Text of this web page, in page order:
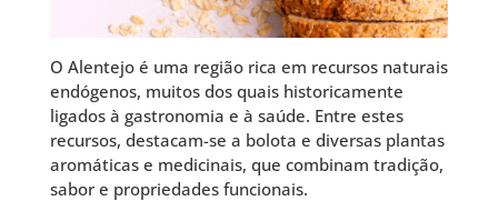
O Alentejo é uma região rica em recursos naturais
endógenos, muitos dos quais historicamente
ligados à gastronomia e à saúde. Entre estes
recursos, destacam-se a bolota e diversas plantas
aromáticas e medicinais, que combinam tradição,
sabor e propriedades funcionais.